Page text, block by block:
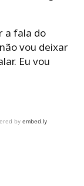
a fala do
vou deixar
Eu vou